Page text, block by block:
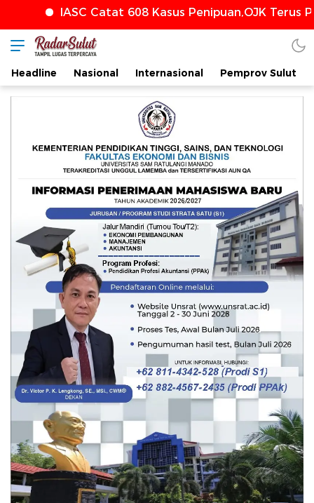
IASC Catat 608 Kasus Penipuan,OJK Terus
Headline Nasional Internasional Pemprov Sulut